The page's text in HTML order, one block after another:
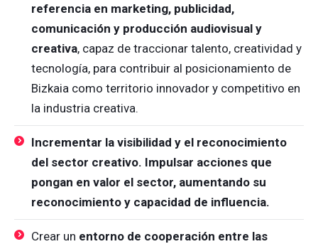
referencia en marketing, publicidad,
comunicación y producción audiovisual y
creativa, capaz de traccionar talento, creatividad y
tecnología, para contribuir al posicionamiento de
Bizkaia como territorio innovador y competitivo en
la industria creativa.
Incrementar la visibilidad y el reconocimiento
del sector creativo. Impulsar acciones que
pongan en valor el sector, aumentando su
reconocimiento y capacidad de influencia.
Crear un entorno de cooperación entre las